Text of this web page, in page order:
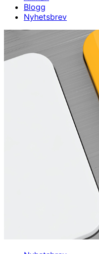
Blogg
Nyhetsbrev